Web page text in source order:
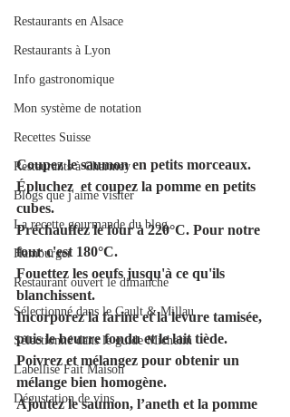
Restaurants en Alsace
Restaurants à Lyon
Info gastronomique
Mon système de notation
Recettes Suisse
Restaurants à Charmey
Blogs que j'aime visiter
La recette gourmande du blog.
Hamburger
Restaurant ouvert le dimanche
Sélectionné dans le Gault & Millau
Sélectionné dans le guide Michelin
Labellisé Fait Maison
Dégustation de vins
Coupez le saumon en petits morceaux.
Épluchez  et coupez la pomme en petits
cubes.
Préchauffez le four à 220°C. Pour notre
four c'est 180°C.
Fouettez les oeufs jusqu'à ce qu'ils
blanchissent.
Incorporez la farine et la levure tamisée,
puis le beurre fondu et le lait tiède.
Poivrez et mélangez pour obtenir un
mélange bien homogène.
Ajoutez le saumon, l’aneth et la pomme